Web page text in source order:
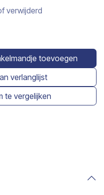
verwijderd
toevoegen
te vergelijken
verlanglijst